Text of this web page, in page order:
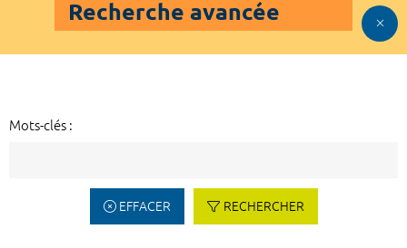
Recherche avancée
Mots-clés :
EFFACER RECHERCHER